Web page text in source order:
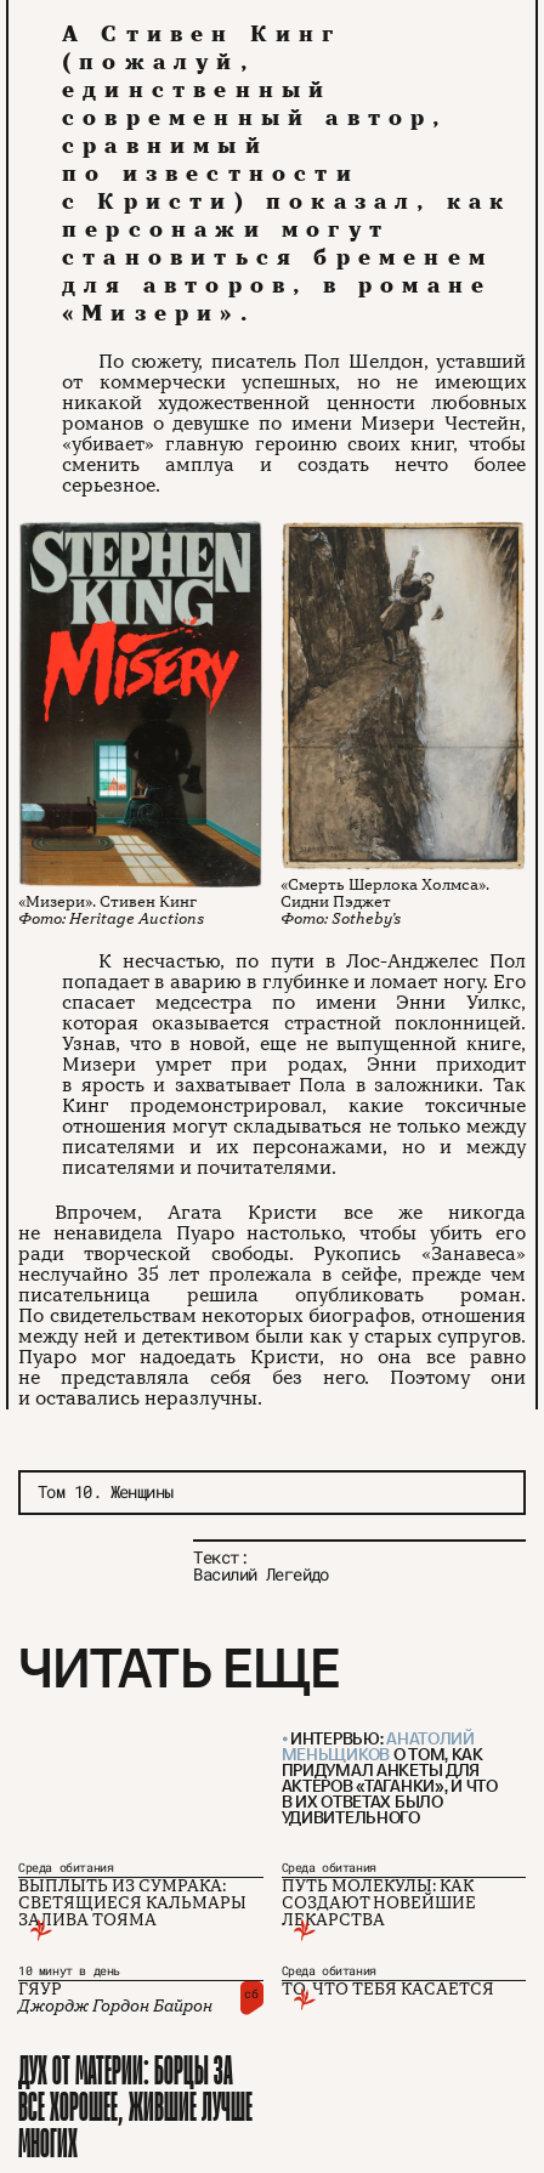
Том 10. Женщины
Текст:
Василий Легейдо
А Стивен Кинг
(пожалуй,
единственный
современный автор,
сравнимый
по известности
с Кристи) показал, как
персонажи могут
становиться бременем
для авторов, в романе
«Мизери».
По сюжету, писатель Пол Шелдон, уставший
от коммерчески успешных, но не имеющих
никакой художественной ценности любовных
романов о девушке по имени Мизери Честейн,
«убивает» главную героиню своих книг, чтобы
сменить амплуа и создать нечто более
серьезное.
«Мизери». Стивен Кинг
Heritage Auctions
«Смерть Шерлока Холмса».
Сидни Пэджет
Sotheby’s
К несчастью, по пути в Лос-Анджелес Пол
попадает в аварию в глубинке и ломает ногу. Его
спасает медсестра по имени Энни Уилкс,
которая оказывается страстной поклонницей.
Узнав, что в новой, еще не выпущенной книге,
Мизери умрет при родах, Энни приходит
в ярость и захватывает Пола в заложники. Так
Кинг продемонстрировал, какие токсичные
отношения могут складываться не только между
писателями и их персонажами, но и между
писателями и почитателями.
Впрочем, Агата Кристи все же никогда
не ненавидела Пуаро настолько, чтобы убить его
ради творческой свободы. Рукопись «Занавеса»
неслучайно 35 лет пролежала в сейфе, прежде чем
писательница решила опубликовать роман.
По свидетельствам некоторых биографов, отношения
между ней и детективом были как у старых супругов.
Пуаро мог надоедать Кристи, но она все равно
не представляла себя без него. Поэтому они
и оставались неразлучны.
ЧИТАТЬ ЕЩЕ
ИНТЕРВЬЮ:АНАТОЛИЙ
МЕНЬЩИКОВО ТОМ, КАК
ПРИДУМАЛ АНКЕТЫ ДЛЯ
АКТЕРОВ «ТАГАНКИ», И ЧТО
В ИХ ОТВЕТАХ БЫЛО
УДИВИТЕЛЬНОГО
Среда обитания
ВЫПЛЫТЬ ИЗ СУМРАКА:
СВЕТЯЩИЕСЯ КАЛЬМАРЫ
ЗАЛИВА ТОЯМА
Среда обитания
ПУТЬ МОЛЕКУЛЫ: КАК
СОЗДАЮТ НОВЕЙШИЕ
ЛЕКАРСТВА
10 минут в день
ГЯУР
Джордж Гордон Байрон
сб
Среда обитания
ТО, ЧТО ТЕБЯ КАСАЕТСЯ
ДУХ ОТ МАТЕРИИ: БОРЦЫ ЗА
ВСЕ ХОРОШЕЕ, ЖИВШИЕ ЛУЧШЕ
МНОГИХ
О проекте
Авторы
Журнал
Подписаться на журнал
VK